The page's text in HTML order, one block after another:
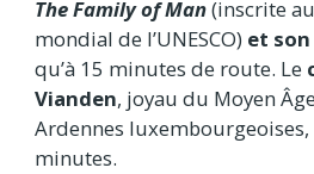
The Family of Man(inscrite
mondial de l’UNESCO) et
qu’à 15 minutes de route. Le
Vianden, joyau du Moyen
Ardennes luxembourgeoises,
minutes.